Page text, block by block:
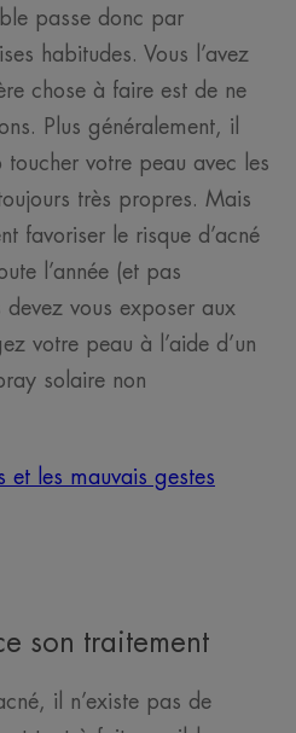
passe donc par
habitudes. Vous l’avez
chose à faire est de ne
Plus généralement, il
votre peau avec les
très propres. Mais
favoriser le risque d’acné
l’année (et pas
devez vous exposer aux
votre peau à l’aide d’un
solaire non
et les mauvais gestes
son traitement
il n’existe pas de